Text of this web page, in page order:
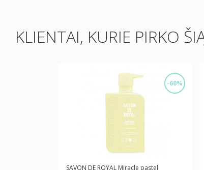
KLIENTAI, KURIE PIRKO
-60%
SAVON DE ROYAL Miracle pastel